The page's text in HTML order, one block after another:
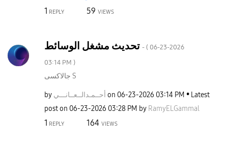
1 REPLY 59 VIEWS
تحديث مشغل الوسائط - ( ‎06-23-2026
03:14 PM )
جالاكسى S
by أحــمـدالــعــانـــي on ‎06-23-2026 03:14 PM
Latest
post on ‎06-23-2026 03:28 PM by RamyELGammal
1 REPLY 164 VIEWS